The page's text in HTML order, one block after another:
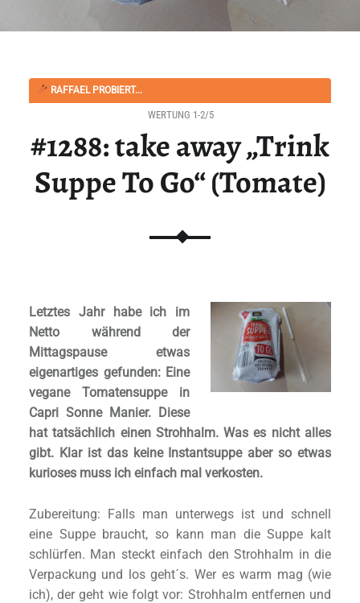
RAFFAEL PROBIERT...
#1288: take away „Trink
Suppe To Go“ (Tomate)
WERTUNG 1-2/5
Letztes Jahr habe ich im
Netto während der
Mittagspause etwas
eigenartiges gefunden: Eine
vegane Tomatensuppe in
Capri Sonne Manier. Diese
hat tatsächlich einen Strohhalm. Was es nicht alles
gibt. Klar ist das keine Instantsuppe aber so etwas
kurioses muss ich einfach mal verkosten.
Zubereitung: Falls man unterwegs ist und schnell
eine Suppe braucht, so kann man die Suppe kalt
schlürfen. Man steckt einfach den Strohhalm in die
Verpackung und los geht´s. Wer es warm mag (wie
ich), der geht wie folgt vor: Strohhalm entfernen und